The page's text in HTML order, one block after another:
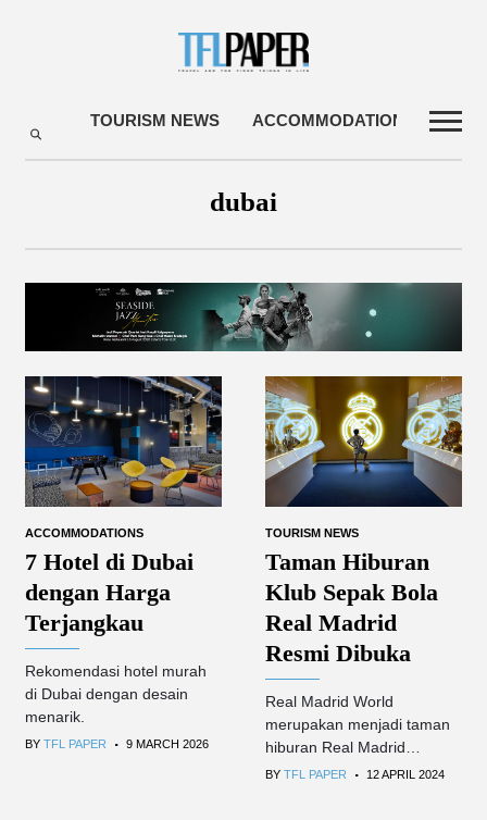
TOURISM NEWS ACCOMMODATIONS
dubai
ACCOMMODATIONS
7 Hotel di Dubai
dengan Harga
Terjangkau
Rekomendasi hotel murah
di Dubai dengan desain
menarik.
BY TFL PAPER . 9 MARCH 2026
TOURISM NEWS
Taman Hiburan
Klub Sepak Bola
Real Madrid
Resmi Dibuka
Real Madrid World
merupakan menjadi taman
hiburan Real Madrid
pertama di dunia.
BY TFL PAPER . 12 APRIL 2024